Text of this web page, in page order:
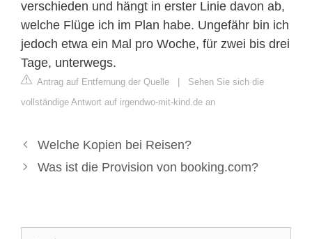
verschieden und hängt in erster Linie davon ab,
welche Flüge ich im Plan habe. Ungefähr bin ich
jedoch etwa ein Mal pro Woche, für zwei bis drei
Tage, unterwegs.
Antrag auf Entfernung der Quelle | Sehen Sie sich die
vollständige Antwort auf irgendwo-mit-kind.de an
Welche Kopien bei Reisen?
Was ist die Provision von booking.com?